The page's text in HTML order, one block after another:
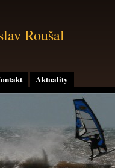
Aktuality
Roušal